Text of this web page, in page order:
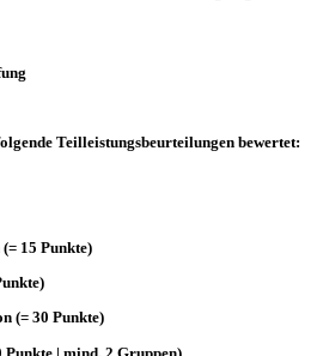
Teilleistungsbeurteilungen bewertet:
15 Punkte)
(= 30 Punkte)